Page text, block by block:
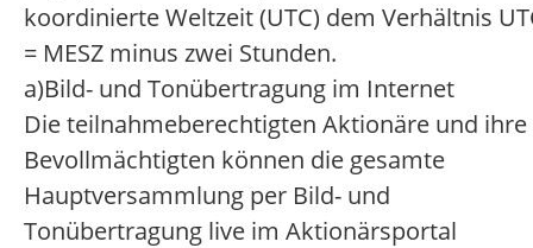
koordinierte Weltzeit (UTC) dem Verhältnis
= MESZ minus zwei Stunden.
a)Bild- und Tonübertragung im Internet
Die teilnahmeberechtigten Aktionäre und ihre
Bevollmächtigten können die gesamte
Hauptversammlung per Bild- und
Tonübertragung live im Aktionärsportal